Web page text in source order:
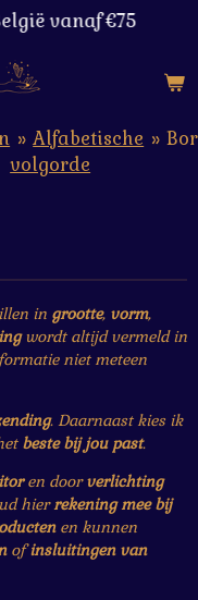
vanaf €75
» Alfabetische
volgorde
»
in grootte, vorm,
wordt altijd vermeld in
niet meteen
. Daarnaast kies ik
beste bij jou past.
en doorverlichting
hierrekening mee bij
en kunnen
ofinsluitingen van